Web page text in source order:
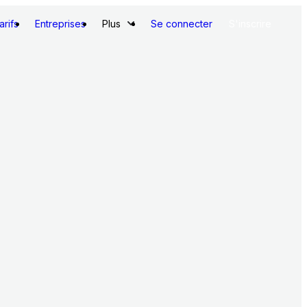
Entreprises Plus Se connecter